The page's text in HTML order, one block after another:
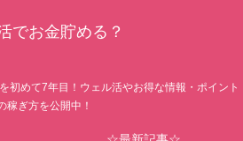
でお金貯める？
初めて7年目！ウェル活やお得な情報・ポイント
稼ぎ方を公開中！